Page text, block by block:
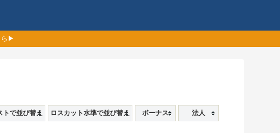
ら▶
トで並び替え ロスカット水準で並び替え ボーナス 法人